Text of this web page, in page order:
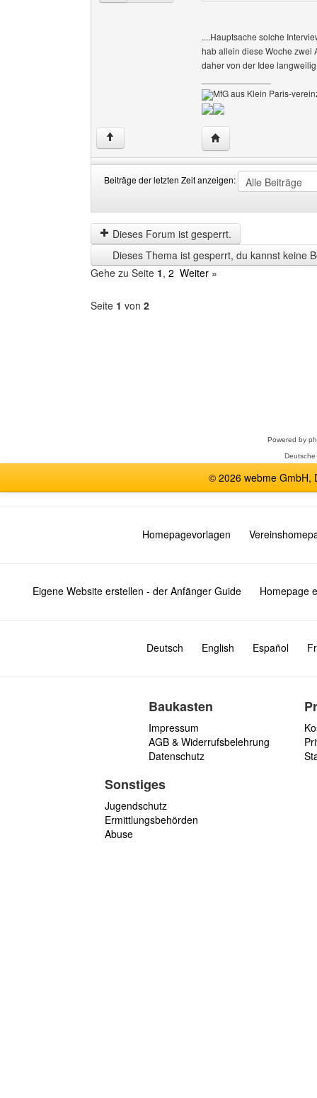
....Hauptsache solche
hab allein diese Woche zwei
daher von der Idee
MfG aus Klein Paris-
↑ Website dieses
Beiträge der letzten Zeit anzeigen:
der
letzten
Zeit
anzeigen
by
Dieses Forum ist gesperrt.
Dieses Thema ist gesperrt, du kannst keine
Gehe zu Seite 1, 2 Weiter »
Seite 1 von 2
Powered by
© 2026 webme GmbH,
Homepagevorlagen
Eigene Website erstellen - der Anfänger Guide Homepage
Deutsch English Español
Baukasten
Impressum
AGB & Widerrufsbelehrung
Datenschutz
Sonstiges
Jugendschutz
Ermittlungsbehörden
Abuse